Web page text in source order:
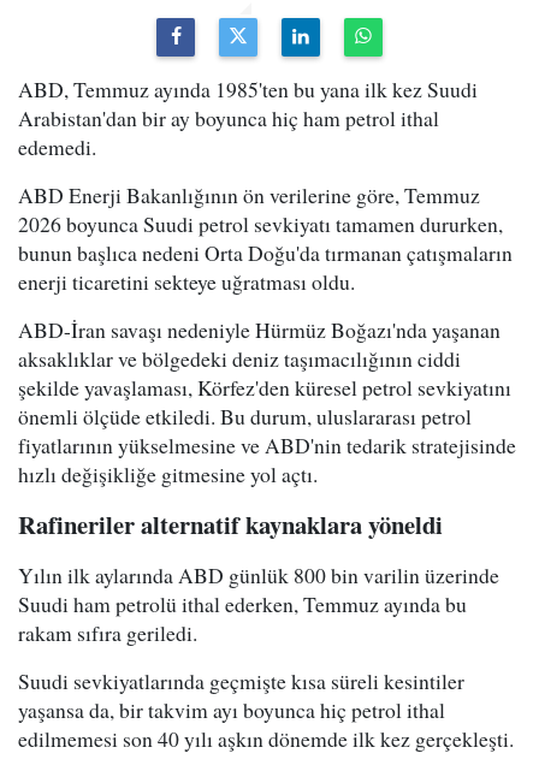
ABD, Temmuz ayında 1985'ten bu yana ilk kez Suudi
Arabistan'dan bir ay boyunca hiç ham petrol ithal
edemedi.
ABD Enerji Bakanlığının ön verilerine göre, Temmuz
2026 boyunca Suudi petrol sevkiyatı tamamen dururken,
bunun başlıca nedeni Orta Doğu'da tırmanan çatışmaların
enerji ticaretini sekteye uğratması oldu.
ABD-İran savaşı nedeniyle Hürmüz Boğazı'nda yaşanan
aksaklıklar ve bölgedeki deniz taşımacılığının ciddi
şekilde yavaşlaması, Körfez'den küresel petrol sevkiyatını
önemli ölçüde etkiledi. Bu durum, uluslararası petrol
fiyatlarının yükselmesine ve ABD'nin tedarik stratejisinde
hızlı değişikliğe gitmesine yol açtı.
Rafineriler alternatif kaynaklara yöneldi
Yılın ilk aylarında ABD günlük 800 bin varilin üzerinde
Suudi ham petrolü ithal ederken, Temmuz ayında bu
rakam sıfıra geriledi.
Suudi sevkiyatlarında geçmişte kısa süreli kesintiler
yaşansa da, bir takvim ayı boyunca hiç petrol ithal
edilmemesi son 40 yılı aşkın dönemde ilk kez gerçekleşti.